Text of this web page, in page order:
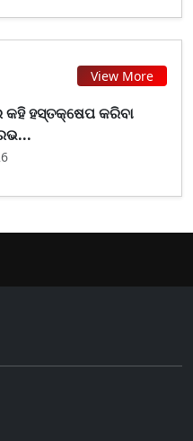
View More
କହି ହସ୍ତକ୍ଷେପ କରିବା